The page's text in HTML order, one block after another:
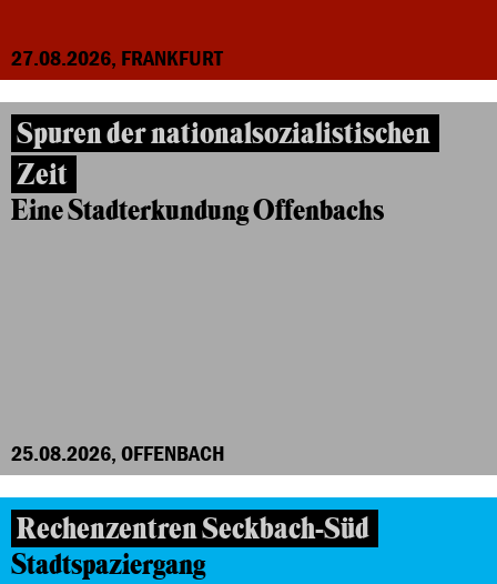
27.08.2026, FRANKFURT
Spuren der nationalsozialistischen
Zeit
Eine Stadterkundung Offenbachs
25.08.2026, OFFENBACH
Rechenzentren Seckbach-Süd
Stadtspaziergang